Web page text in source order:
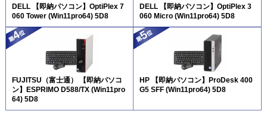
DELL 【即納パソコン】OptiPlex 7
060 Tower (Win11pro64) 5D8
DELL 【即納パソコン】OptiPlex 3
060 Micro (Win11pro64) 5D8
FUJITSU（富士通） 【即納パソコ
ン】ESPRIMO D588/TX (Win11pro
64) 5D8
HP 【即納パソコン】ProDesk 400
G5 SFF (Win11pro64) 5D8